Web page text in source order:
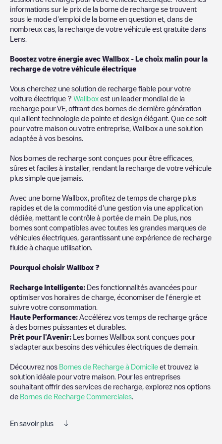
informations sur le prix de la borne de recharge se trouvent
sous le mode d'emploi de la borne en question et, dans de
nombreux cas, la recharge de votre véhicule est gratuite dans
Lens
Boostez votre énergie avec Wallbox - Le choix malin pour la
recharge de votre véhicule électrique
Vous cherchez une solution de recharge fiable pour votre
voiture électrique ? Wallbox est un leader mondial de la
recharge pour VE, offrant des bornes de dernière génération
qui allient technologie de pointe et design élégant. Que ce soit
pour votre maison ou votre entreprise, Wallbox a une solution
adaptée à vos besoins.
Nos bornes de recharge sont conçues pour être efficaces,
sûres et faciles à installer, rendant la recharge de votre véhicule
plus simple que jamais.
Avec une borne Wallbox, profitez de temps de charge plus
rapides et de la commodité d'une gestion via une application
dédiée, mettant le contrôle à portée de main. De plus, nos
bornes sont compatibles avec toutes les grandes marques de
véhicules électriques, garantissant une expérience de recharge
fluide à chaque utilisation.
Pourquoi choisir Wallbox ?
Recharge Intelligente: Des fonctionnalités avancées pour
optimiser vos horaires de charge, économiser de l'énergie et
suivre votre consommation.
Haute Performance: Accélérez vos temps de recharge grâce
à des bornes puissantes et durables.
Prêt pour l'Avenir: Les bornes Wallbox sont conçues pour
s'adapter aux besoins des véhicules électriques de demain.
Découvrez nos Bornes de Recharge à Domicile et trouvez la
solution idéale pour votre maison. Pour les entreprises
souhaitant offrir des services de recharge, explorez nos options
de Bornes de Recharge Commerciales
En savoir plus